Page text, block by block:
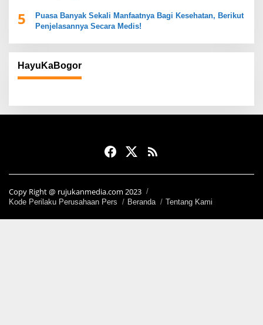
5
Puasa Banyak Sekali Manfaatnya Bagi Kesehatan, Berikut
Penjelasannya Secara Medis!
HayuKaBogor
Copy Right @ rujukanmedia.com 2023
Kode Perilaku Perusahaan Pers Beranda Tentang Kami